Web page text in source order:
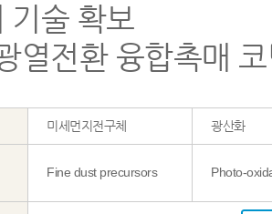
기술 확보
열전환 융합촉매
미세먼지전구체 광산화
Fine dust precursors Photo-